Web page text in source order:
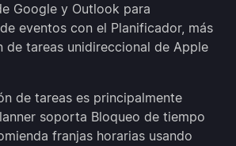
Google y Outlook para
eventos con el Planificador, más
de tareas unidireccional de Apple
de tareas es principalmente
soporta Bloqueo de tiempo
franjas horarias usando